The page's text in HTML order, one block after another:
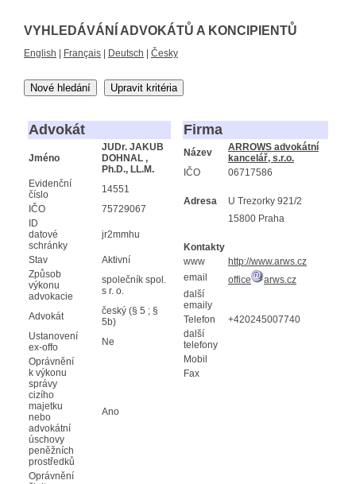
VYHLEDÁVÁNÍ ADVOKÁTŮ A KONCIPIENTŮ
English Français Deutsch Česky
Nové hledání Upravit kritéria
Advokát
Jméno
JUDr. JAKUB
DOHNAL ,
Ph.D., LL.M.
Evidenční
číslo
14551
IČO
75729067
ID
datové
schránky
jr2mmhu
Stav
Aktivní
Způsob
výkonu
advokacie
společník spol.
s r. o.
Advokát
český (§ 5 ; §
5b)
Ustanovení
ex-offo
Ne
Oprávnění
k výkonu
správy
cizího
majetku
nebo
advokátní
úschovy
peněžních
prostředků
Ano
Oprávnění
Firma
Název
ARROWS advokátní
kancelář, s.r.o.
IČO
06717586
Adresa
U Trezorky 921/2
15800 Praha
Kontakty
www
http://www.arws.cz
email
office
arws.cz
další
emaily
Telefon
+420245007740
další
telefony
Mobil
Fax